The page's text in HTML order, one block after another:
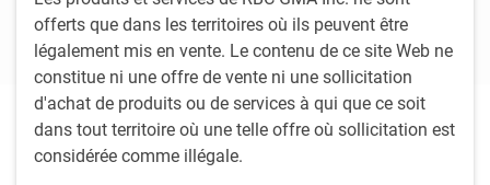
offerts que dans les territoires où ils peuvent être
légalement mis en vente. Le contenu de ce site Web ne
constitue ni une offre de vente ni une sollicitation
d'achat de produits ou de services à qui que ce soit
dans tout territoire où une telle offre où sollicitation est
considérée comme illégale.
certains secteurs de l’économie.
Sommaire
L’économie mondiale ralentit, car la hausse des coûts